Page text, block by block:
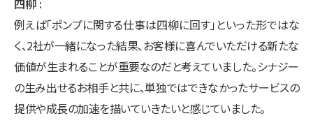
例えば「ポンプに関する仕事は四柳に回す」といった形ではな
く、2社が一緒になった結果、お客様に喜んでいただける新たな
価値が生まれることが重要なのだと考えていました。シナジー
の生み出せるお相手と共に、単独ではできなかったサービスの
提供や成長の加速を描いていきたいと感じていました。